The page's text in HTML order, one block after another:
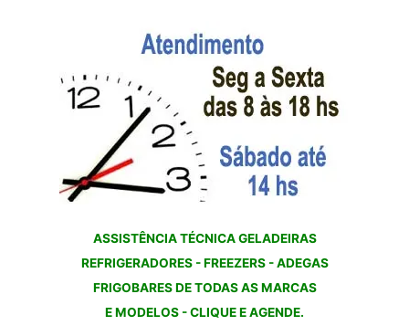
ASSISTÊNCIA TÉCNICA GELADEIRAS
REFRIGERADORES - FREEZERS - ADEGAS
FRIGOBARES DE TODAS AS MARCAS
E MODELOS - CLIQUE E AGENDE.